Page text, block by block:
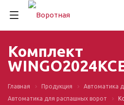
Комплект
Главная Продукция
Автоматика
Автоматика для распашных ворот